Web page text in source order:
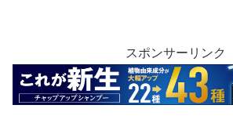
スポンサーリンク